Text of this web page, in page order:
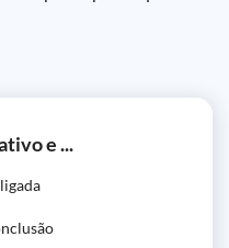
e ...